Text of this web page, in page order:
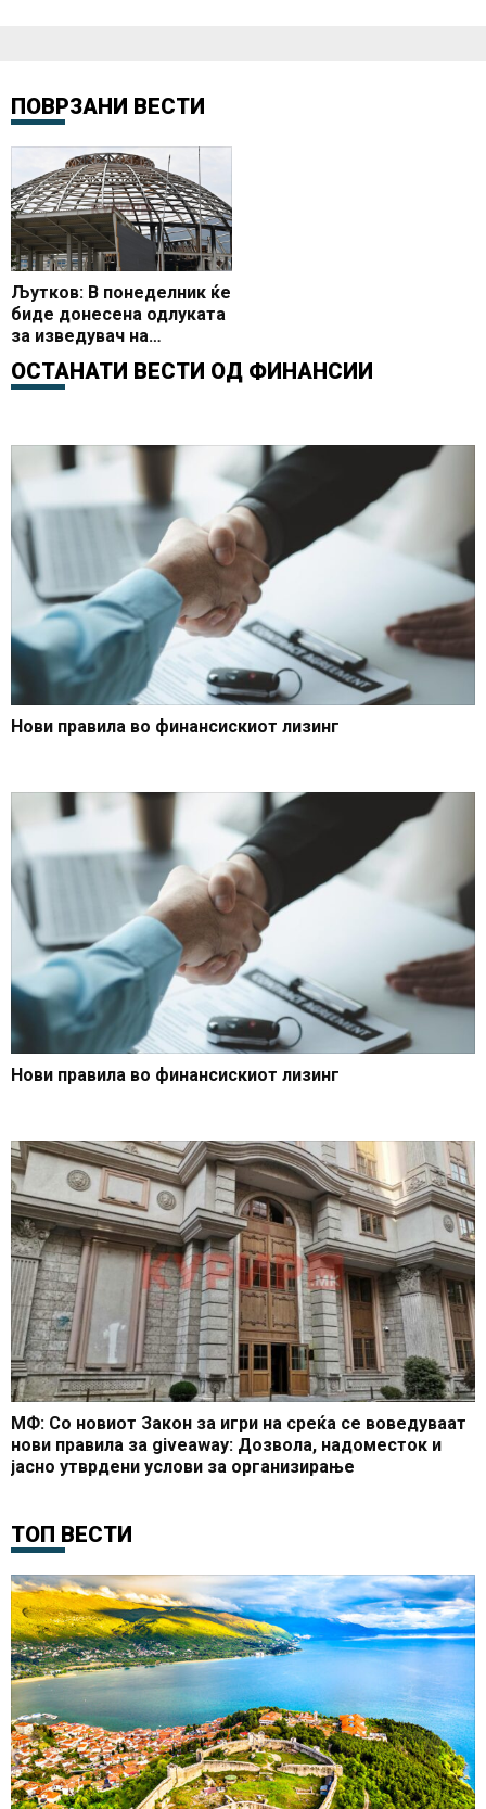
ПОВРЗАНИ ВЕСТИ
Љутков: В понеделник ќе
биде донесена одлуката
за изведувач на
ОСТАНАТИ ВЕСТИ ОД ФИНАНСИИ
Нови правила во финансискиот лизинг
Нови правила во финансискиот лизинг
МФ: Со новиот Закон за игри на среќа се воведуваат
нови правила за giveaway: Дозвола, надоместок и
јасно утврдени услови за организирање
ТОП ВЕСТИ